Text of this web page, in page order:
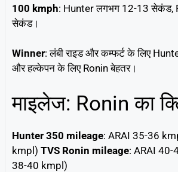
100 kmph: Hunter लगभग 12-13 सेकंड,
सेकंड।
Winner: लंबी राइड और कम्फर्ट के लिए
और हल्केपन के लिए Ronin बेहतर।
माइलेज: Ronin का
Hunter 350 mileage: ARAI 35-36
kmpl) TVS Ronin mileage: ARAI 40-
38-40 kmpl)